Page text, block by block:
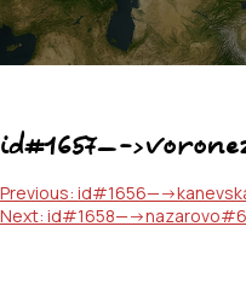
id#1657—-
Навигация
по
Previous: id#1656—-
Next: id#1658—-